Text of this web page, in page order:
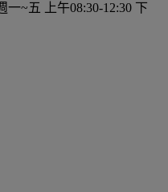
~五 上午08:30-12:30 下